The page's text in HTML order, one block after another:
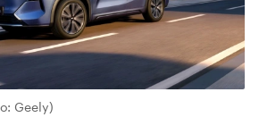
Geely)